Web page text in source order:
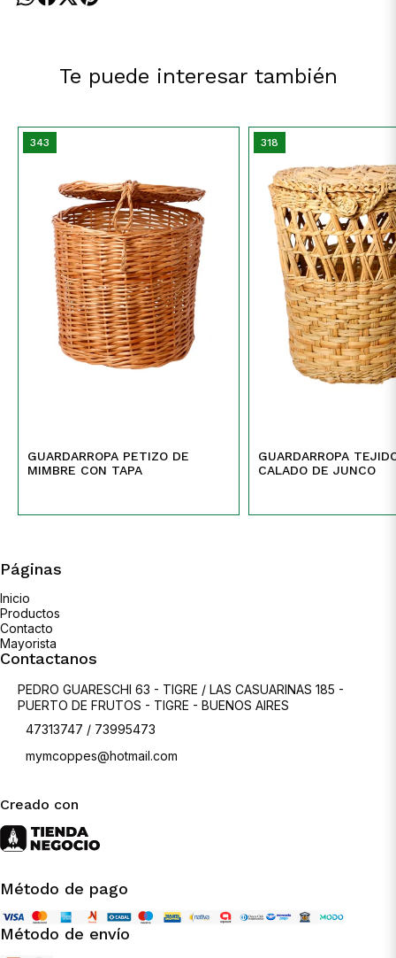
Te puede interesar también
343
GUARDARROPA PETIZO DE
MIMBRE CON TAPA
318
GUARDARROPA TEJIDO Y
CALADO DE JUNCO
Páginas
Inicio
Productos
Contacto
Mayorista
Contactanos
PEDRO GUARESCHI 63 - TIGRE / LAS CASUARINAS 185 -
PUERTO DE FRUTOS - TIGRE - BUENOS AIRES
47313747 / 73995473
mymcoppes@hotmail.com
Creado con
Método de pago
Método de envío